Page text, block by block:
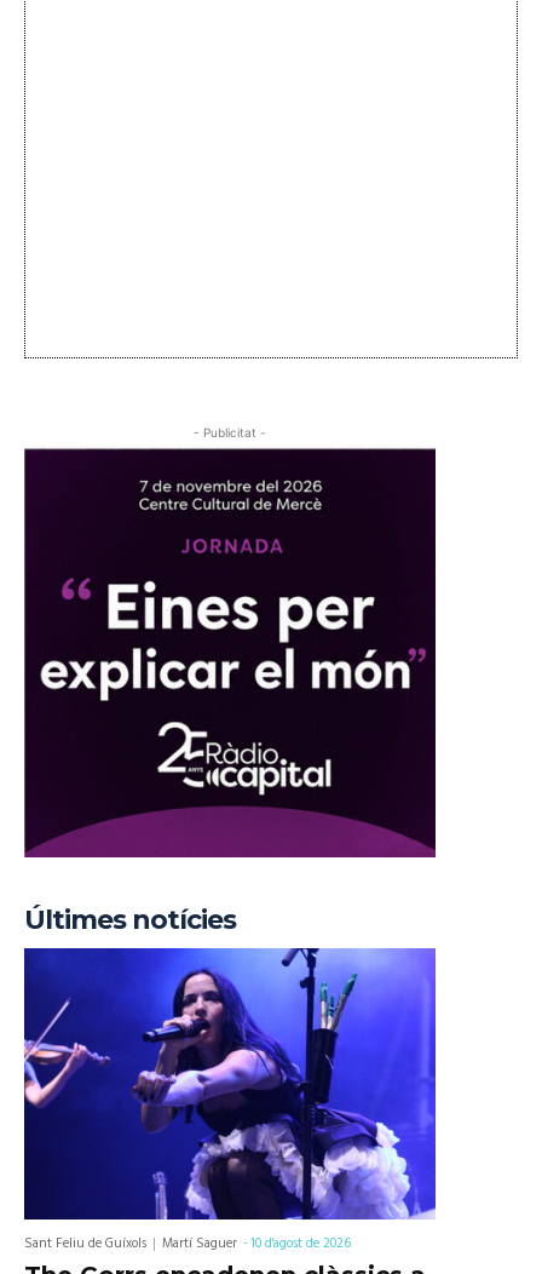
- Publicitat -
Últimes notícies
Sant Feliu de Guíxols Martí Saguer -10 d'agost de 2026